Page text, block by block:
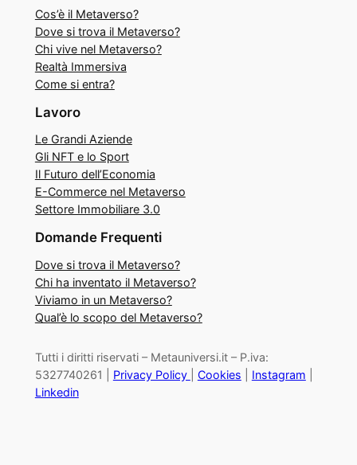
Cos’è il Metaverso?
Dove si trova il Metaverso?
Chi vive nel Metaverso?
Realtà Immersiva
Come si entra?
Lavoro
Le Grandi Aziende
Gli NFT e lo Sport
Il Futuro dell’Economia
E-Commerce nel Metaverso
Settore Immobiliare 3.0
Domande Frequenti
Dove si trova il Metaverso?
Chi ha inventato il Metaverso?
Viviamo in un Metaverso?
Qual’è lo scopo del Metaverso?
Tutti i diritti riservati – Metauniversi.it – P.iva:
5327740261 | Privacy Policy Cookies Instagram
Linkedin